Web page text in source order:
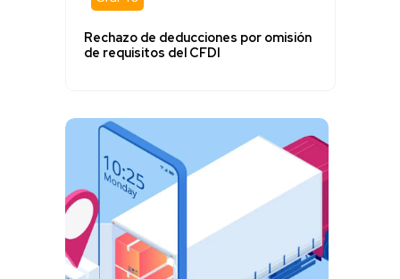
Rechazo de deducciones por omisión
de requisitos del CFDI